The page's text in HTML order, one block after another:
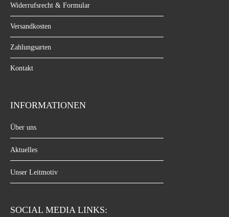
Widerrufsrecht & Formular
Versandkosten
Zahlungsarten
Kontakt
INFORMATIONEN
Über uns
Aktuelles
Unser Leitmotiv
SOCIAL MEDIA LINKS: